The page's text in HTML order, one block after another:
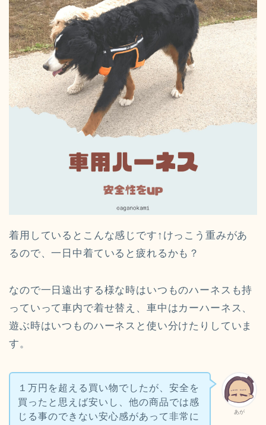
着用しているとこんな感じです↑けっこう重みがあ
るので、一日中着ていると疲れるかも？
なので一日遠出する様な時はいつものハーネスも持
っていって車内で着せ替え、車中はカーハーネス、
遊ぶ時はいつものハーネスと使い分けたりしていま
す。
あが
１万円を超える買い物でしたが、安全を
買ったと思えば安いし、他の商品では感
じる事のできない安心感があって非常に